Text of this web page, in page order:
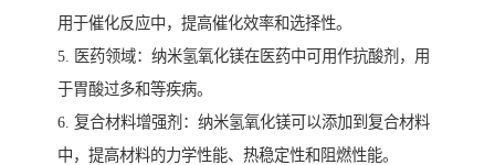
用于催化反应中，提高催化效率和选择性。
5. 医药领域：纳米氢氧化镁在医药中可用作抗酸剂，用
于胃酸过多和等疾病。
6. 复合材料增强剂：纳米氢氧化镁可以添加到复合材料
中，提高材料的力学性能、热稳定性和阻燃性能。